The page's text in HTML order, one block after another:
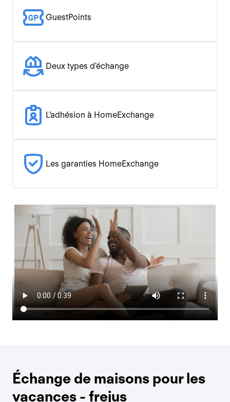
GuestPoints
Deux types d'échange
L'adhésion à HomeExchange
Les garanties HomeExchange
Échange de maisons pour les
vacances - frejus